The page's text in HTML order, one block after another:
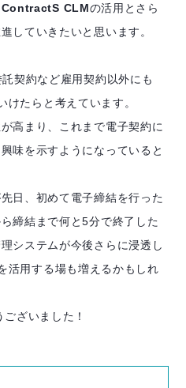
ContractS CLMの活用とさら
していきたいと思います。
契約など雇用契約以外にも
けたらと考えています。
高まり、これまで電子契約に
味を示すようになっていると
日、初めて電子締結を行った
締結まで何と5分で終了した
システムが今後さらに浸透し
活用する場も増えるかもしれ
ざいました！